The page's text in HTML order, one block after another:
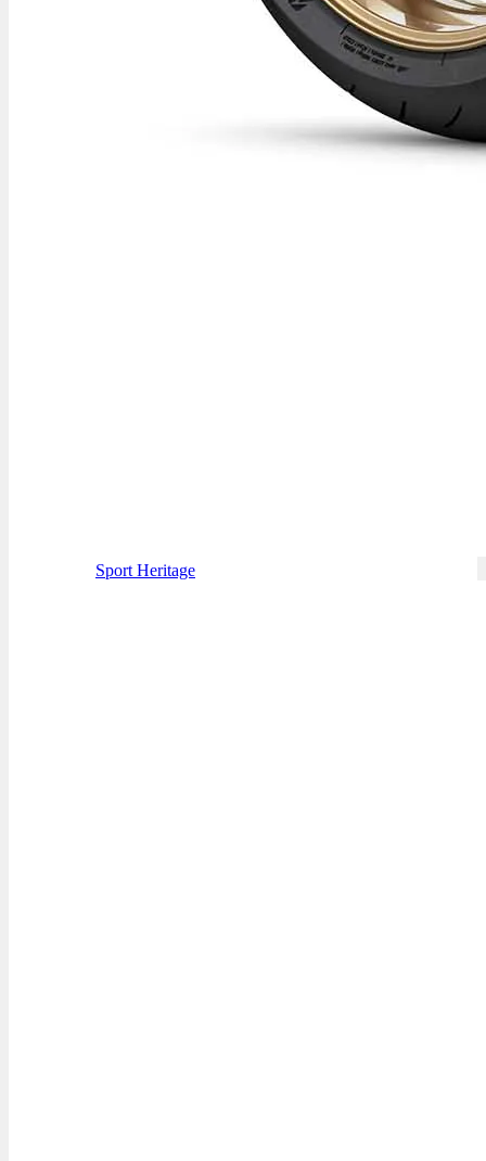
Sport Heritage